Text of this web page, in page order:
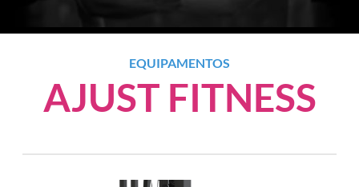
EQUIPAMENTOS
AJUST FITNESS